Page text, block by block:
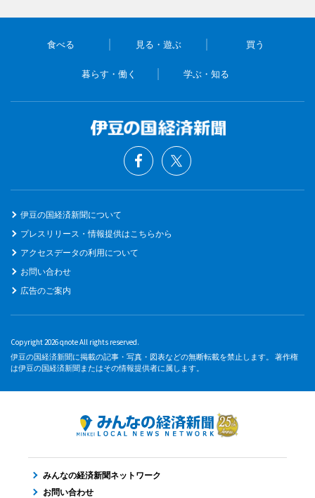
食べる 見る・遊ぶ 買う
暮らす・働く 学ぶ・知る
伊豆の国経済新聞について
プレスリリース・情報提供はこちらから
アクセスデータの利用について
お問い合わせ
広告のご案内
Copyright 2026 qnote All rights reserved.
伊豆の国経済新聞に掲載の記事・写真・図表などの無断転載を禁止します。 著作権
は伊豆の国経済新聞またはその情報提供者に属します。
みんなの経済新聞ネットワーク
お問い合わせ